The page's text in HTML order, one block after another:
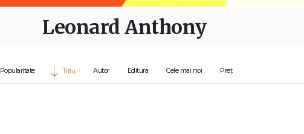
Leonard Anthony
Popularitate Titlu Autor Editura Cele mai noi Preț